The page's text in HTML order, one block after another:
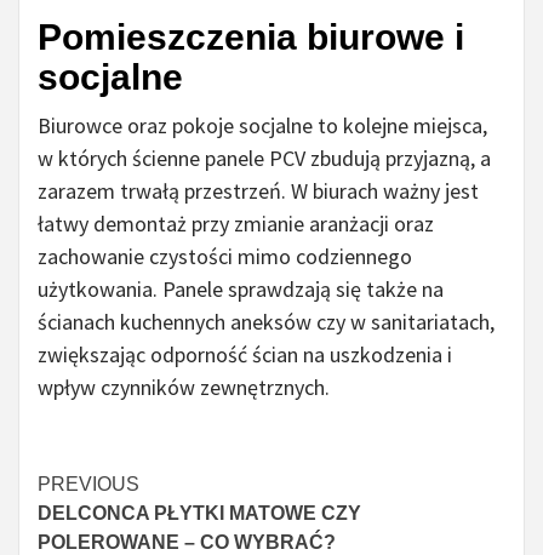
Pomieszczenia biurowe i
socjalne
Biurowce oraz pokoje socjalne to kolejne miejsca,
w których ścienne panele PCV zbudują przyjazną, a
zarazem trwałą przestrzeń. W biurach ważny jest
łatwy demontaż przy zmianie aranżacji oraz
zachowanie czystości mimo codziennego
użytkowania. Panele sprawdzają się także na
ścianach kuchennych aneksów czy w sanitariatach,
zwiększając odporność ścian na uszkodzenia i
wpływ czynników zewnętrznych.
Continue
Reading
PREVIOUS
DELCONCA PŁYTKI MATOWE CZY
POLEROWANE – CO WYBRAĆ?